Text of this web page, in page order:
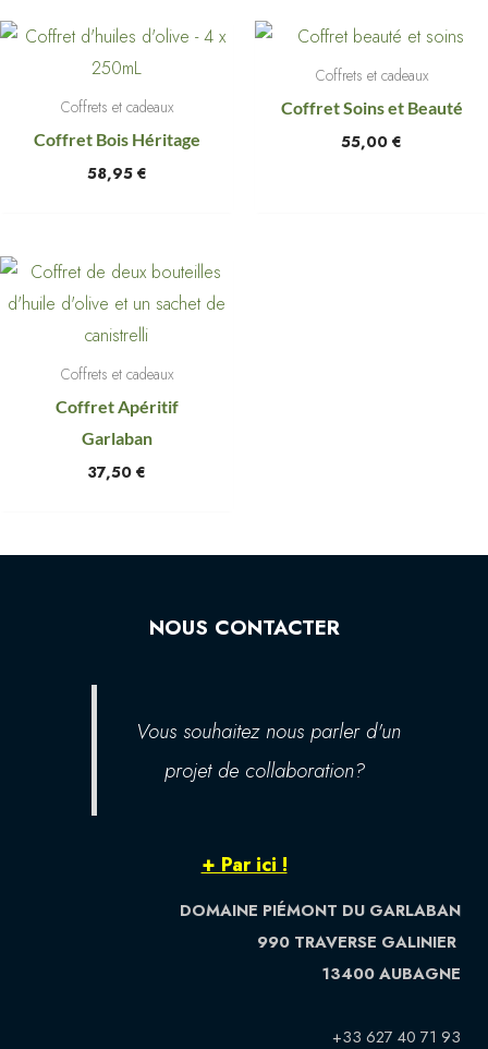
Coffrets et cadeaux
Coffret Bois Héritage
58,95 €
Coffrets et cadeaux
Coffret Soins et Beauté
55,00 €
Coffrets et cadeaux
Coffret Apéritif
Garlaban
37,50 €
NOUS CONTACTER
Vous souhaitez nous parler d'un
projet de collaboration?
+ Par ici !
DOMAINE PIÉMONT DU GARLABAN
990 TRAVERSE GALINIER
13400 AUBAGNE
+33 627 40 71 93